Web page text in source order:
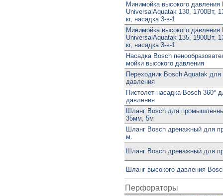
Минимойка высокого давления
UniversalAquatak 130, 1700Вт,
кг, насадка 3-в-1
Минимойка высокого давления
UniversalAquatak 135, 1900Вт,
кг, насадка 3-в-1
Насадка Bosch
мойки высокого давления
Переходник Bosch Aquatak для
давления
Пистолет-насадка Bosch 360°
давления
Шланг Bosch для
35мм, 5м
Шланг Bosch дренажный для
м.
Шланг Bosch дренажный для
Шланг высокого давления
Перфораторы